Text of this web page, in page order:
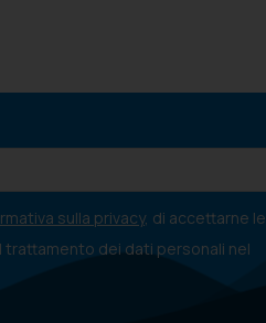
sulla privacy, di accettarne le
trattamento dei dati personali nel